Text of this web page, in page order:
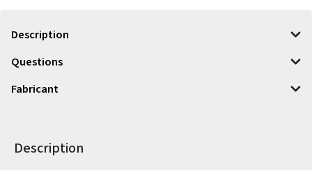
Description
Questions
Fabricant
Description